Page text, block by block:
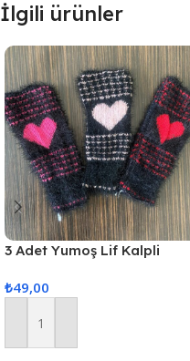
İlgili ürünler
3 Adet Yumoş Lif Kalpli
₺49,00
Sepete Ekle